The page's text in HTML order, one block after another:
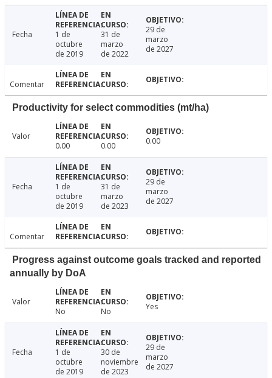
Fecha
1 de
octubre
de 2019
31 de
marzo
de 2022
29 de
marzo
de 2027
Comentar
Productivity for select commodities (mt/ha)
Valor
0.00
0.00 0.00
Fecha
1 de
octubre
de 2019
31 de
marzo
de 2023
29 de
marzo
de 2027
Comentar
Progress against outcome goals tracked and reported
annually by DoA
Valor
No
No Yes
Fecha
1 de
octubre
de 2019
30 de
noviembre
de 2023
29 de
marzo
de 2027